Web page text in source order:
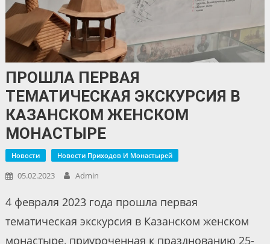
ПРОШЛА ПЕРВАЯ
ТЕМАТИЧЕСКАЯ ЭКСКУРСИЯ В
КАЗАНСКОМ ЖЕНСКОМ
МОНАСТЫРЕ
Новости Новости Приходов И Монастырей
05.02.2023 Admin
4 февраля 2023 года прошла первая
тематическая экскурсия в Казанском женском
монастыре, приуроченная к празднованию 25-